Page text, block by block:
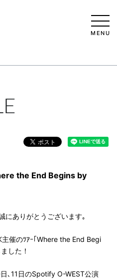
MENU
the End Begins by
にありがとうございます｡
催のﾂｱｰ｢Where the End Begi
した！
､11日のSpotify O-WEST公演